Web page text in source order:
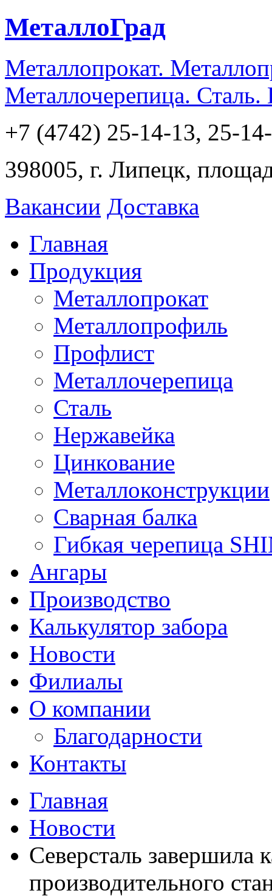
МеталлоГрад
Металлопрокат.
Металлочерепица.
+7 (4742) 25-14-13, 25-
398005, г. Липецк,
Вакансии Доставка
Главная
Продукция
Металлопрокат
Металлопрофиль
Профлист
Металлочерепица
Сталь
Нержавейка
Цинкование
Металлоконструкции
Сварная балка
Гибкая черепица
Ангары
Производство
Калькулятор забора
Новости
Филиалы
О компании
Благодарности
Контакты
Главная
Новости
Северсталь завершила
производительного